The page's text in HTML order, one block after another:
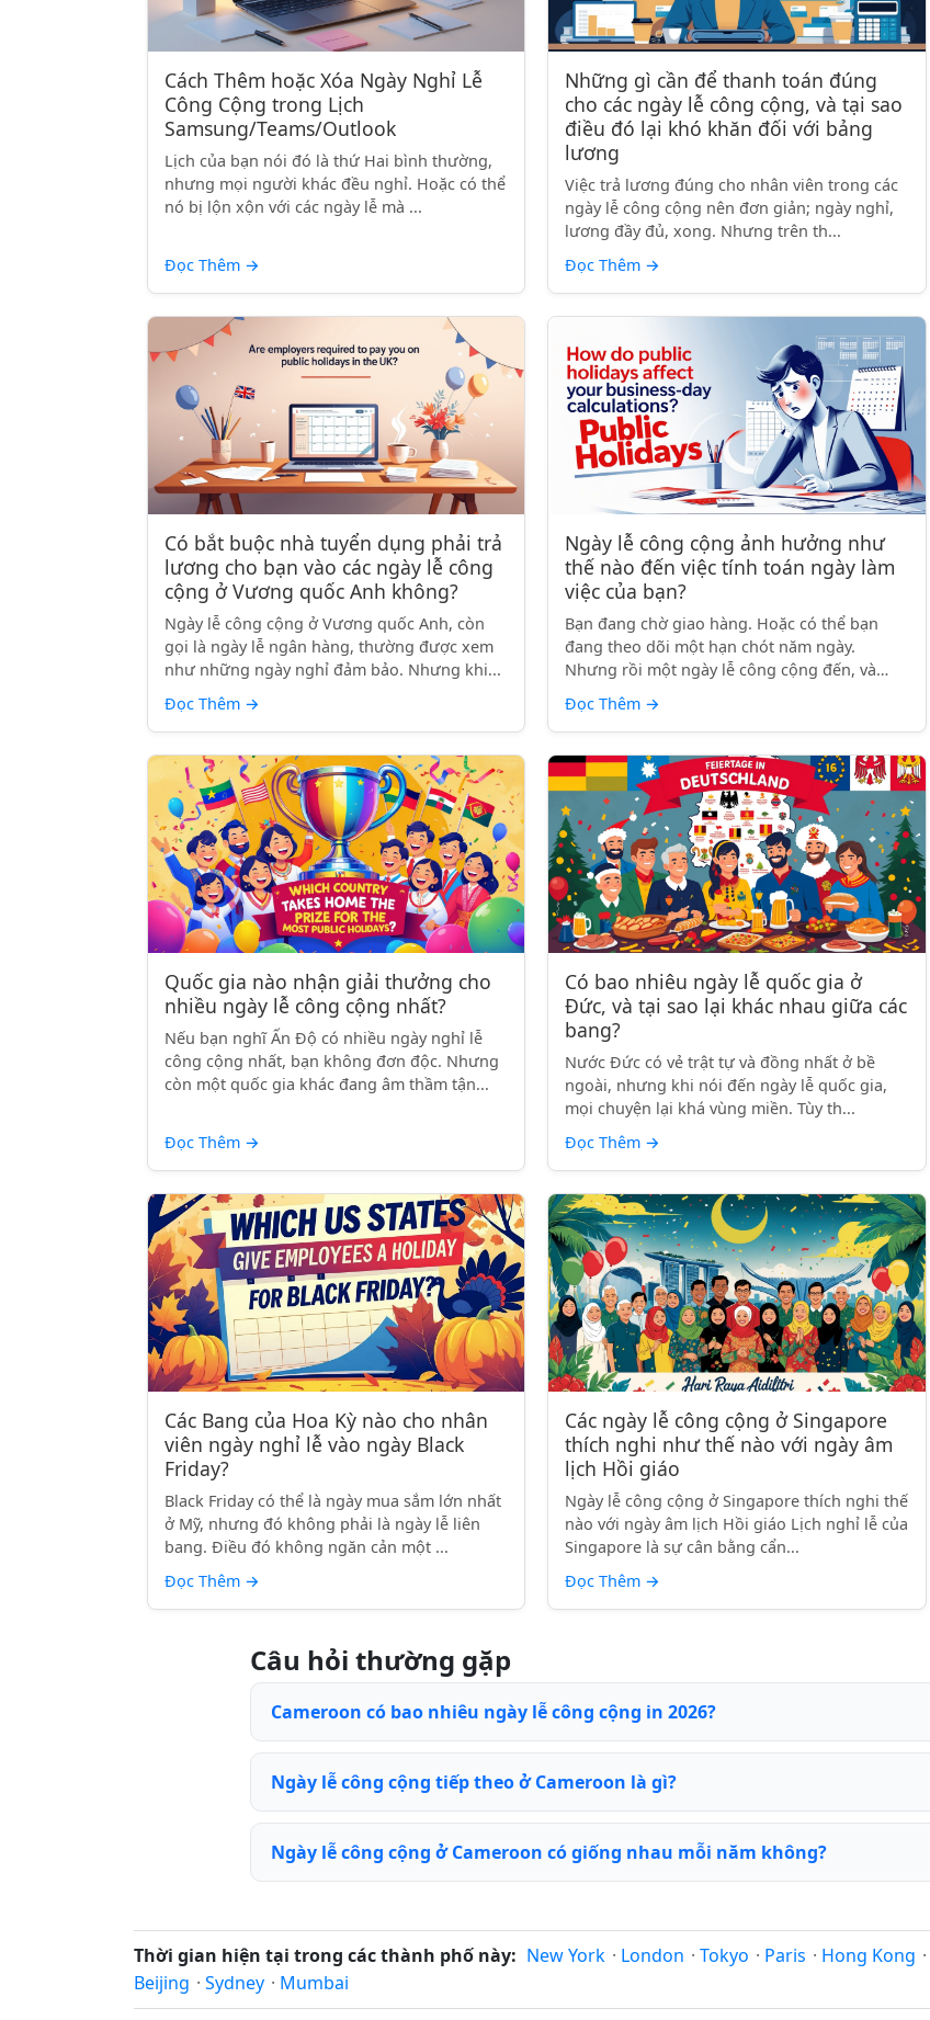
Cách Thêm hoặc Xóa Ngày Nghỉ Lễ
Công Cộng trong Lịch
Samsung/Teams/Outlook
Lịch của bạn nói đó là thứ Hai bình thường,
nhưng mọi người khác đều nghỉ. Hoặc có thể
nó bị lộn xộn với các ngày lễ mà ...
Đọc Thêm →
Những gì cần để thanh toán đúng
cho các ngày lễ công cộng, và tại sao
điều đó lại khó khăn đối với bảng
lương
Việc trả lương đúng cho nhân viên trong các
ngày lễ công cộng nên đơn giản; ngày nghỉ,
lương đầy đủ, xong. Nhưng trên th...
Đọc Thêm →
Có bắt buộc nhà tuyển dụng phải trả
lương cho bạn vào các ngày lễ công
cộng ở Vương quốc Anh không?
Ngày lễ công cộng ở Vương quốc Anh, còn
gọi là ngày lễ ngân hàng, thường được xem
như những ngày nghỉ đảm bảo. Nhưng khi...
Đọc Thêm →
Ngày lễ công cộng ảnh hưởng như
thế nào đến việc tính toán ngày làm
việc của bạn?
Bạn đang chờ giao hàng. Hoặc có thể bạn
đang theo dõi một hạn chót năm ngày.
Nhưng rồi một ngày lễ công cộng đến, và
Đọc Thêm →
Quốc gia nào nhận giải thưởng cho
nhiều ngày lễ công cộng nhất?
Nếu bạn nghĩ Ấn Độ có nhiều ngày nghỉ lễ
công cộng nhất, bạn không đơn độc. Nhưng
còn một quốc gia khác đang âm thầm tận...
Đọc Thêm →
Có bao nhiêu ngày lễ quốc gia ở
Đức, và tại sao lại khác nhau giữa các
bang?
Nước Đức có vẻ trật tự và đồng nhất ở bề
ngoài, nhưng khi nói đến ngày lễ quốc gia,
mọi chuyện lại khá vùng miền. Tùy th...
Đọc Thêm →
Các Bang của Hoa Kỳ nào cho nhân
viên ngày nghỉ lễ vào ngày Black
Friday?
Black Friday có thể là ngày mua sắm lớn nhất
ở Mỹ, nhưng đó không phải là ngày lễ liên
bang. Điều đó không ngăn cản một ...
Đọc Thêm →
Các ngày lễ công cộng ở Singapore
thích nghi như thế nào với ngày âm
lịch Hồi giáo
Ngày lễ công cộng ở Singapore thích nghi thế
nào với ngày âm lịch Hồi giáo Lịch nghỉ lễ của
Singapore là sự cân bằng cẩn...
Đọc Thêm →
Câu hỏi thường gặp
Cameroon có bao nhiêu ngày lễ công cộng in 2026?
Ngày lễ công cộng tiếp theo ở Cameroon là gì?
Ngày lễ công cộng ở Cameroon có giống nhau mỗi năm không?
Thời gian hiện tại trong các thành phố này: New York · London · Tokyo · Paris · Hong Kong ·
Beijing · Sydney · Mumbai